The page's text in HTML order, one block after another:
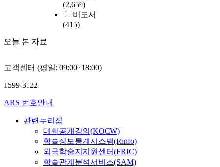
(2,659)
비도서
(415)
오늘 본 자료
고객센터 (평일: 09:00~18:00)
1599-3122
ARS 번호안내
관련누리집
대학공개강의(KOCW)
학술정보통계시스템(Rinfo)
외국학술지지원센터(FRIC)
학술관계분석서비스(SAM)